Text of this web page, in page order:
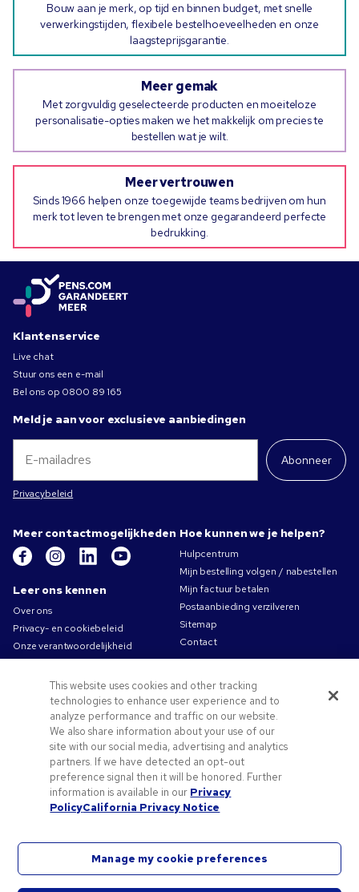
Bouw aan je merk, op tijd en binnen budget, met snelle
verwerkingstijden, flexibele bestelhoeveelheden en onze
laagsteprijsgarantie.
Meer gemak
Met zorgvuldig geselecteerde producten en moeiteloze
personalisatie-opties maken we het makkelijk om precies te
bestellen wat je wilt.
Meer vertrouwen
Sinds 1966 helpen onze toegewijde teams bedrijven om hun
merk tot leven te brengen met onze gegarandeerd perfecte
bedrukking.
Klantenservice
Live chat
Stuur ons een e-mail
Bel ons op 0800 89 165
Meld je aan voor exclusieve aanbiedingen
Abonneer
Privacybeleid
Meer contactmogelijkheden
Leer ons kennen
Over ons
Privacy- en cookiebeleid
Onze verantwoordelijkheid
Algemene verkoopsvoorwaarden
Carrières bij Pens.com
Aanbiedingen &
hulpmiddelen
Promotionele producten
Promocodes & coupons
Tips voor het aanleveren van uw logo
Hoe kunnen we je helpen?
Hulpcentrum
Mijn bestelling volgen / nabestellen
Mijn factuur betalen
Postaanbieding verzilveren
Sitemap
Contact
This website uses cookies and other tracking
technologies to enhance user experience and to
analyze performance and traffic on our website.
We also share information about your use of our
site with our social media, advertising and analytics
partners. If we have detected an opt-out
preference signal then it will be honored. Further
information is available in our Privacy
PolicyCalifornia Privacy Notice
Manage my cookie preferences